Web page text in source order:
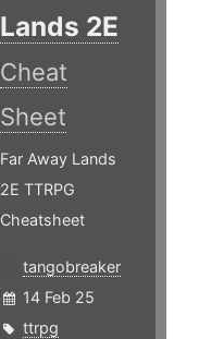
Lands 2E
Cheat
Sheet
Far Away Lands
2E TTRPG
Cheatsheet
tangobreaker
14 Feb 25
ttrpg